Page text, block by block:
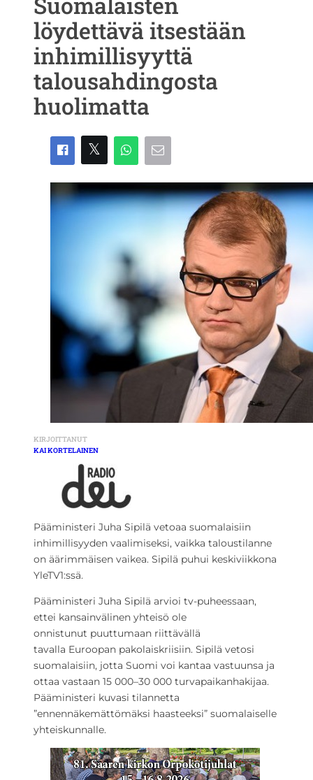
löydettävä itsestään
inhimillisyyttä
talousahdingosta
huolimatta
KIRJOITTANUT
KAI KORTELAINEN
Pääministeri Juha Sipilä vetoaa suomalaisiin
inhimillisyyden vaalimiseksi, vaikka taloustilanne
on äärimmäisen vaikea. Sipilä puhui keskiviikkona
YleTV1:ssä.
Pääministeri Juha Sipilä arvioi tv-puheessaan,
ettei kansainvälinen yhteisö ole
onnistunut puuttumaan riittävällä
tavalla Euroopan pakolaiskriisiin. Sipilä vetosi
suomalaisiin, jotta Suomi voi kantaa vastuunsa ja
ottaa vastaan 15 000–30 000 turvapaikanhakijaa.
Pääministeri kuvasi tilannetta
”ennennäkemättömäksi haasteeksi” suomalaiselle
yhteiskunnalle.